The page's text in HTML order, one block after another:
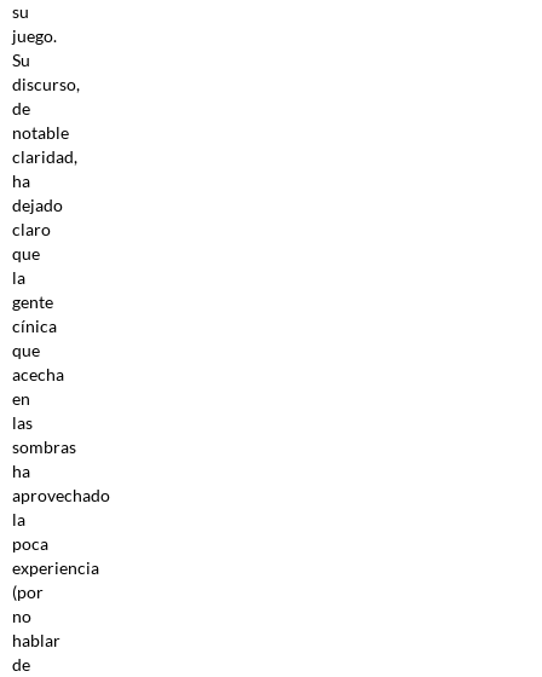
su
juego.
Su
discurso,
de
notable
claridad,
ha
dejado
claro
que
la
gente
cínica
que
acecha
en
las
sombras
ha
aprovechado
la
poca
experiencia
(por
no
hablar
de